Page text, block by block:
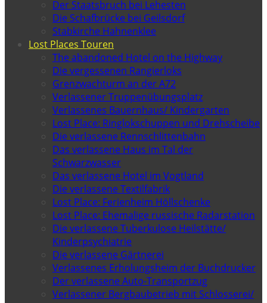
Der Staatsbruch bei Lehesten
Die Schafbrücke bei Geilsdorf
Stabkirche Hahnenklee
Lost Places Touren
The abandoned Hotel on the Highway
Die vergessenen Rangierloks
Grenzwachturm an der A72
Verlassener Truppenübungsplatz
Verlassenes Bauernhaus/ Kindergarten
Lost Place: Ringlokschuppen und Drehscheibe
Die verlassene Rennschlittenbahn
Das verlassene Haus im Tal der
Schwarzwasser
Das verlassene Hotel im Vogtland
Die verlassene Textilfabrik
Lost Place: Ferienheim Höllschenke
Lost Place: Ehemalige russische Radarstation
Die verlassene Tuberkulose Heilstätte/
Kinderpsychiatrie
Die verlassene Gärtnerei
Verlassenes Erholungsheim der Buchdrucker
Der verlassene Auto-Transportzug
Verlassener Bergbaubetrieb mit Schlosserei/